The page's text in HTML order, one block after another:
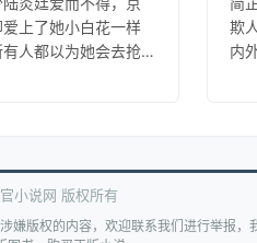
上了她小白花一样
人都以为她会去抢
欺
内
小说网 版权所有
版权的内容，欢迎联系我们进行举报，